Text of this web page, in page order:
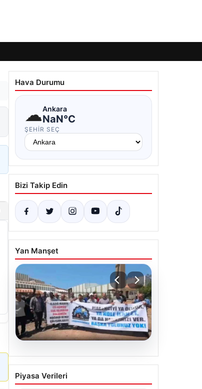
Hava Durumu
☁Ankara
NaN°C
ŞEHIR SEÇ
Bizi Takip Edin
Yan Manşet
06.08.2026
Bağımsız Maden-İş:
‘Verilen sözler tutulmadı,
Piyasa Verileri